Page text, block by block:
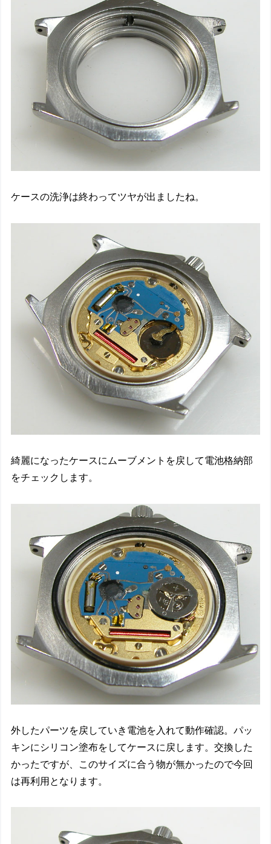
ケースの洗浄は終わってツヤが出ましたね。
綺麗になったケースにムーブメントを戻して電池格納部
をチェックします。
外したパーツを戻していき電池を入れて動作確認。パッ
キンにシリコン塗布をしてケースに戻します。交換した
かったですが、このサイズに合う物が無かったので今回
は再利用となります。